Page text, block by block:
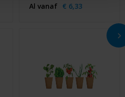
Al vanaf € 6,33